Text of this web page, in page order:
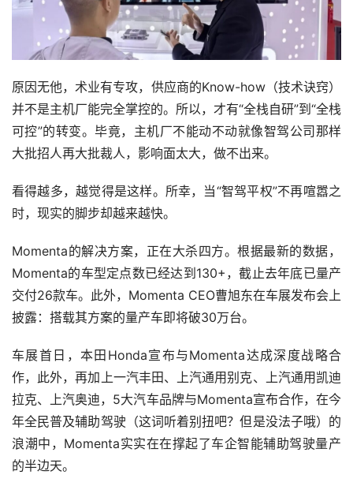
原因无他，术业有专攻，供应商的Know-how（技术诀窍）
并不是主机厂能完全掌控的。所以，才有“全栈自研”到“全栈
可控”的转变。毕竟，主机厂不能动不动就像智驾公司那样
大批招人再大批裁人，影响面太大，做不出来。
看得越多，越觉得是这样。所幸，当“智驾平权”不再喧嚣之
时，现实的脚步却越来越快。
Momenta的解决方案，正在大杀四方。根据最新的数据，
Momenta的车型定点数已经达到130+，截止去年底已量产
交付26款车。此外，Momenta CEO曹旭东在车展发布会上
披露：搭载其方案的量产车即将破30万台。
车展首日，本田Honda宣布与Momenta达成深度战略合
作，此外，再加上一汽丰田、上汽通用别克、上汽通用凯迪
拉克、上汽奥迪，5大汽车品牌与Momenta宣布合作，在今
年全民普及辅助驾驶（这词听着别扭吧？但是没法子哦）的
浪潮中，Momenta实实在在撑起了车企智能辅助驾驶量产
的半边天。